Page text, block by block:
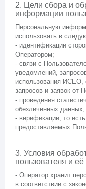
2. Цели сбора и
информации
Персональную
использовать в
- идентификации
Оператором;
- связи с
уведомлений,
использования ИСЕО,
запросов и заявок от
- проведения
обезличенных данных;
- верификации, то
предоставляемых
3. Условия
пользователя и
- Оператор хранит
в соответствии с